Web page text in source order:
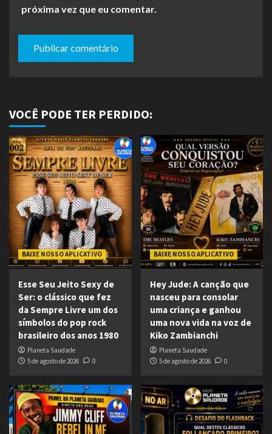
próxima vez que eu comentar.
VOCÊ PODE TER PERDIDO:
BAIXE NOSSO APLICATIVO
Esse Seu Jeito Sexy de
Ser: o clássico que fez
da Sempre Livre um dos
símbolos do pop rock
brasileiro dos anos 1980
Planeta Saudade
5 de agosto de 2026
0
BAIXE NOSSO APLICATIVO
Hey Jude: A canção que
nasceu para consolar
uma criança e ganhou
uma nova vida na voz de
Kiko Zambianchi
Planeta Saudade
5 de agosto de 2026
0